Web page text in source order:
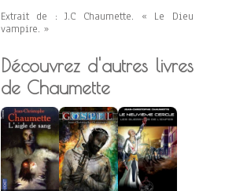
Extrait de : J.C Chaumette. « Le Dieu
vampire. »
Découvrez d'autres livres
de Chaumette